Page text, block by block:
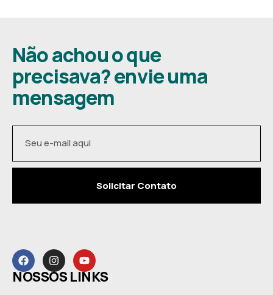
Não achou o que
precisava? envie uma
mensagem
Solicitar Contato
NOSSOS LINKS